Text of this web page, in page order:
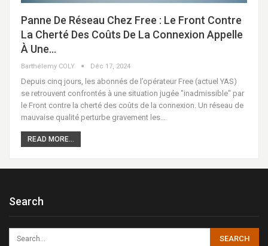
Panne De Réseau Chez Free : Le Front Contre
La Cherté Des Coûts De La Connexion Appelle
À Une…
Barthélemy COLY Déc 17, 2024
Depuis cinq jours, les abonnés de l’opérateur Free (actuel YAS)
se retrouvent confrontés à une situation jugée "inadmissible" par
le Front contre la cherté des coûts de la connexion. Un réseau de
mauvaise qualité perturbe gravement les…
READ MORE...
Search